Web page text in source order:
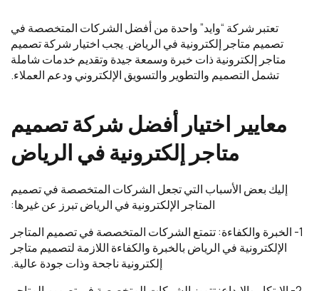
تعتبر شركة “وايد” واحدة من أفضل الشركات المتخصصة في
تصميم متاجر إلكترونية في الرياض. يجب اختيار شركة تصميم
متاجر إلكترونية ذات خبرة وسمعة جيدة وتقديم خدمات شاملة
تشمل التصميم والتطوير والتسويق الإلكتروني ودعم العملاء.
معايير اختيار أفضل شركة تصميم
متاجر إلكترونية في الرياض
إليك بعض الأسباب التي تجعل الشركات المتخصصة في تصميم
المتاجر الإلكترونية في الرياض تبرز عن غيرها:
1- الخبرة والكفاءة: تتمتع الشركات المتخصصة في تصميم المتاجر
الإلكترونية في الرياض بالخبرة والكفاءة اللازمة لتصميم متاجر
إلكترونية ناجحة وذات جودة عالية.